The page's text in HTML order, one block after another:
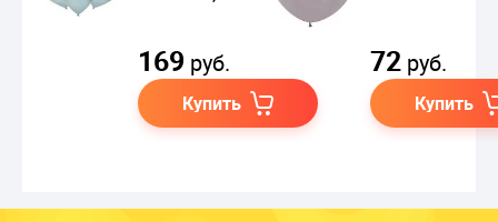
169 руб.
Купить
72 руб.
Купить